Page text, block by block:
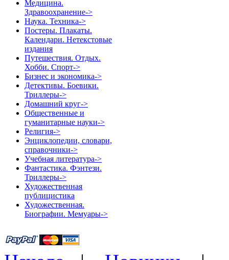
Медицина.
Здравоохранение->
Наука. Техника->
Постеры. Плакаты.
Календари. Нетекстовые
издания
Путешествия. Отдых.
Хобби. Спорт->
Бизнес и экономика->
Детективы. Боевики.
Триллеры->
Домашний круг->
Общественные и
гуманитарные науки->
Религия->
Энциклопедии, словари,
справочники->
Учебная литература->
Фантастика. Фэнтези.
Триллеры->
Художественная
публицистика
Художественная.
Биографии. Мемуары->